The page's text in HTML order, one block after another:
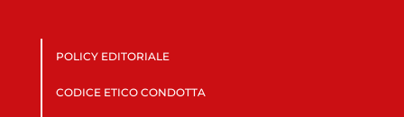
POLICY EDITORIALE
CODICE ETICO CONDOTTA